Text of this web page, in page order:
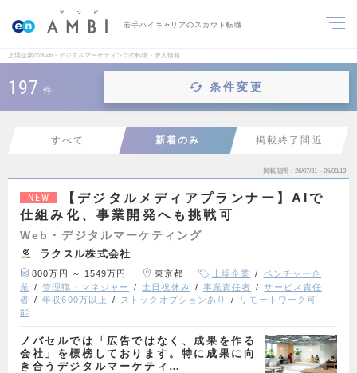
若手ハイキャリアのスカウト転職
上場企業のWeb・デジタルマーケティングの転職・求人情報
197 件 条件変更
すべて 新着のみ 掲載終了間近
掲載期間 26/07/31～26/08/13
NEW
【デジタルメディアプランナー】AIで
仕組み化、事業開発へも挑戦可
Web・デジタルマーケティング
ラクスル株式会社
800万円 ～ 1549万円 東京都 上場企業
ベンチャー企
業
管理職・マネジャー 土日祝休み 事業責任者
サービス責任
者
年収600万以上 ストックオプションあり
リモートワーク可
能
ノバセルでは「広告ではなく、成果を作る
会社」を標榜しております。特に成果に向
き合うデジタルマーケティ…